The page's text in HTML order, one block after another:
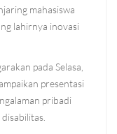
mahasiswa
lahirnya inovasi
pada Selasa,
presentasi
pribadi